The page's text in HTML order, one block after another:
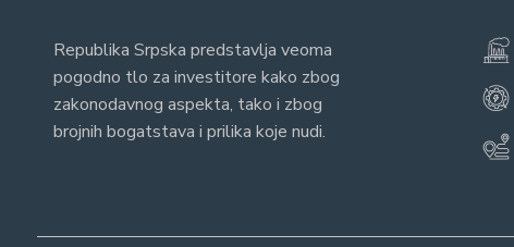
Republika Srpska predstavlja veoma
pogodno tlo za investitore kako zbog
zakonodavnog aspekta, tako i zbog
brojnih bogatstava i prilika koje nudi.